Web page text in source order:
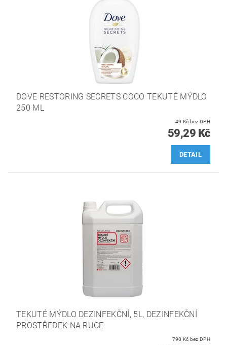
DOVE RESTORING SECRETS COCO TEKUTÉ MÝDLO
250 ML
49 Kč bez DPH
59,29 Kč
DETAIL
TEKUTÉ MÝDLO DEZINFEKČNÍ, 5L, DEZINFEKČNÍ
PROSTŘEDEK NA RUCE
790 Kč bez DPH